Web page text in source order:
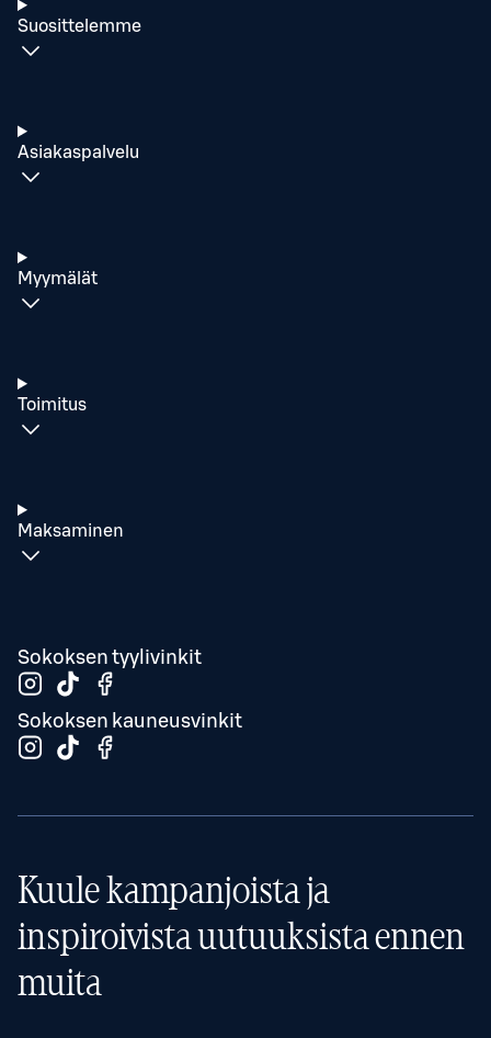
Suosittelemme
Asiakaspalvelu
Myymälät
Toimitus
Maksaminen
Sokoksen tyylivinkit
Sokoksen kauneusvinkit
Kuule kampanjoista ja
inspiroivista uutuuksista ennen
muita